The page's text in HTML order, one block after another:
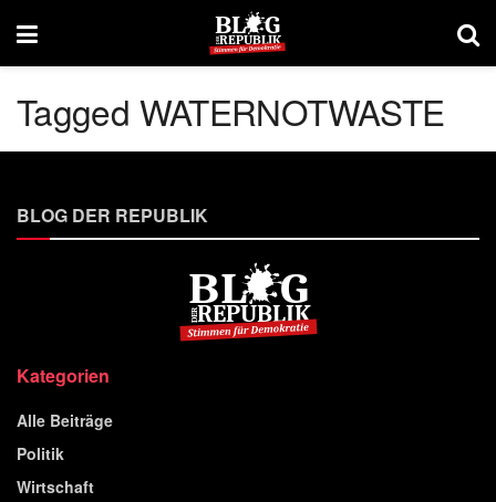
Tagged WATERNOTWASTE
BLOG DER REPUBLIK
Kategorien
Alle Beiträge
Politik
Wirtschaft